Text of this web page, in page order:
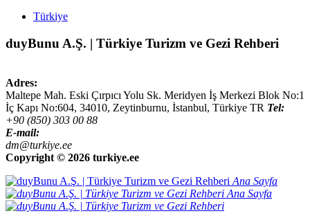
Türkiye
duyBunu A.Ş. | Türkiye Turizm ve Gezi Rehberi
Adres:
Maltepe Mah. Eski Çırpıcı Yolu Sk. Meridyen İş Merkezi Blok No:1
İç Kapı No:604, 34010, Zeytinburnu, İstanbul, Türkiye TR Tel:
+90 (850) 303 00 88
E-mail:
dm@turkiye.ee
Copyright © 2026 turkiye.ee
Ana Sayfa
Ana Sayfa